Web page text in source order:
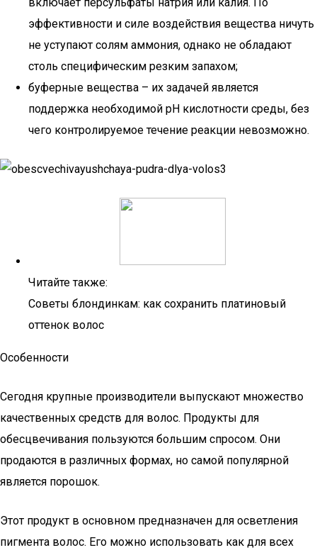
эффективности и силе воздействия вещества ничуть
не уступают солям аммония, однако не обладают
столь специфическим резким запахом;
буферные вещества – их задачей является
поддержка необходимой pH кислотности среды, без
чего контролируемое течение реакции невозможно.
Читайте также:
Советы блондинкам: как сохранить платиновый
оттенок волос
Особенности
Сегодня крупные производители выпускают множество
качественных средств для волос. Продукты для
обесцвечивания пользуются большим спросом. Они
продаются в различных формах, но самой популярной
является порошок.
Этот продукт в основном предназначен для осветления
пигмента волос. Его можно использовать как для всех